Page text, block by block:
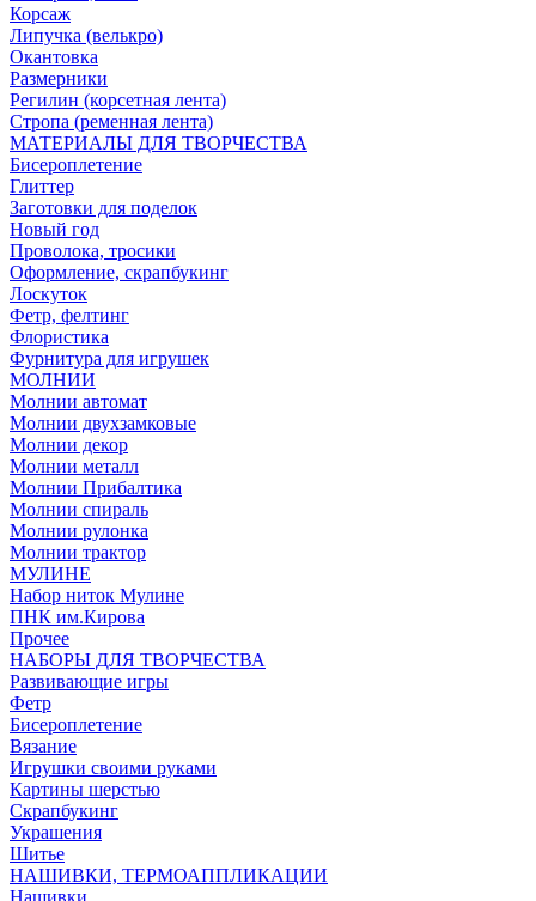
Корсаж
Липучка (велькро)
Окантовка
Размерники
Регилин (корсетная лента)
Стропа (ременная лента)
МАТЕРИАЛЫ ДЛЯ ТВОРЧЕСТВА
Бисероплетение
Глиттер
Заготовки для поделок
Новый год
Проволока, тросики
Оформление, скрапбукинг
Лоскуток
Фетр, фелтинг
Флористика
Фурнитура для игрушек
МОЛНИИ
Молнии автомат
Молнии двухзамковые
Молнии декор
Молнии металл
Молнии Прибалтика
Молнии спираль
Молнии рулонка
Молнии трактор
МУЛИНЕ
Набор ниток Мулине
ПНК им.Кирова
Прочее
НАБОРЫ ДЛЯ ТВОРЧЕСТВА
Развивающие игры
Фетр
Бисероплетение
Вязание
Игрушки своими руками
Картины шерстью
Скрапбукинг
Украшения
Шитье
НАШИВКИ, ТЕРМОАППЛИКАЦИИ
Нашивки